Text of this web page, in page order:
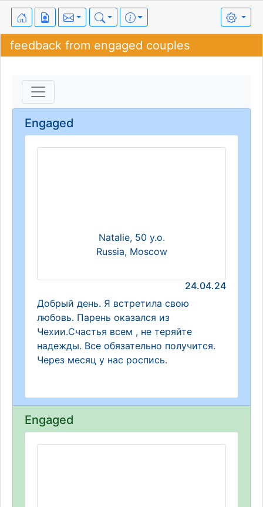
feedback from engaged couples
Engaged
Natalie, 50 y.o.
Russia, Moscow
24.04.24
Добрый день. Я встретила свою
любовь. Парень оказался из
Чехии.Счастья всем , не теряйте
надежды. Все обязательно получится.
Через месяц у нас роспись.
Engaged